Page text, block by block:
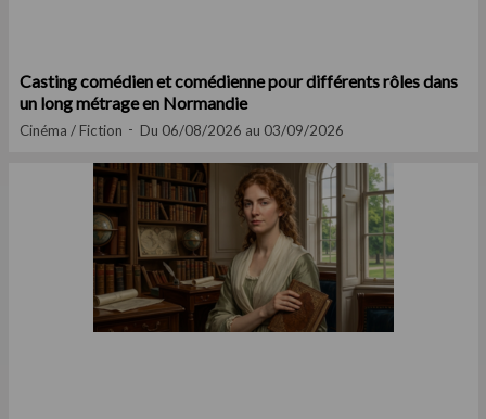
Casting comédien et comédienne pour différents rôles dans
un long métrage en Normandie
Cinéma / Fiction Du 06/08/2026 au 03/09/2026